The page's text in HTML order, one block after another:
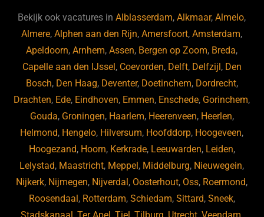
b
o
o
k
ky dI
n
Bekijk ook vacatures inAlblasserdam,Alkmaar,Almelo,
Almere,Alphen aan den Rijn,Amersfoort,Amsterdam,
Apeldoorn,Arnhem,Assen, Bergen op Zoom, Breda,
Capelle aan den IJssel, Coevorden, Delft, Delfzijl, Den
Bosch, Den Haag, Deventer, Doetinchem, Dordrecht,
Drachten, Ede, Eindhoven, Emmen, Enschede, Gorinchem,
Gouda, Groningen, Haarlem, Heerenveen, Heerlen,
Helmond, Hengelo, Hilversum, Hoofddorp, Hoogeveen,
Hoogezand, Hoorn, Kerkrade, Leeuwarden, Leiden,
Lelystad, Maastricht, Meppel, Middelburg, Nieuwegein,
Nijkerk, Nijmegen, Nijverdal, Oosterhout, Oss, Roermond,
Roosendaal, Rotterdam, Schiedam, Sittard, Sneek,
Stadskanaal ,Ter Apel ,Tiel ,Tilburg Utrecht ,Veendam